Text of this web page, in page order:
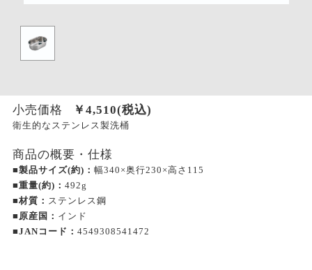
小売価格 ￥ 4,510(税込)
衛生的なステンレス製洗桶
商品の概要・仕様
■製品サイズ(約)： 幅340×奥行230×高さ115
■重量(約)： 492g
■材質： ステンレス鋼
■原産国： インド
■JANコード： 4549308541472